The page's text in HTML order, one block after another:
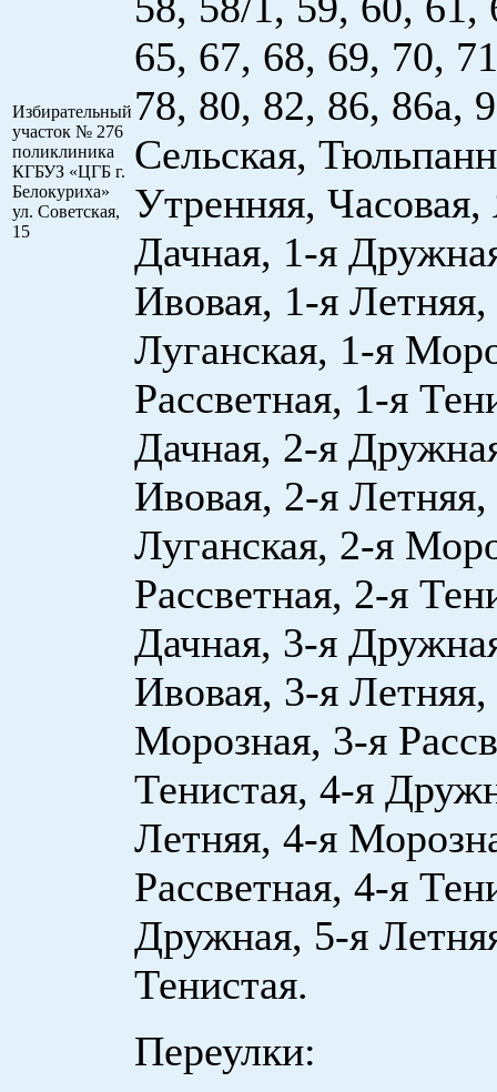
Избирательный
участок № 276
поликлиника
КГБУЗ «ЦГБ г.
Белокуриха»
ул. Советская,
15
65, 67, 68, 69, 70,
78, 80, 82, 86, 86а,
Сельская,
Утренняя, Часовая,
Дачная, 1-я
Ивовая, 1-я Летняя,
Луганская, 1-я
Рассвет­ная, 1-я
Дачная, 2-я
Ивовая, 2-я Летняя,
Луганская, 2-я
Рассветная, 2-я
Дачная, 3-я
Ивовая, 3-я Летняя,
Морозная, 3-я
Тенистая, 4-я
Летняя, 4-я
Рассветная, 4-я
Дружная, 5-я
Тенистая.
Переулки: